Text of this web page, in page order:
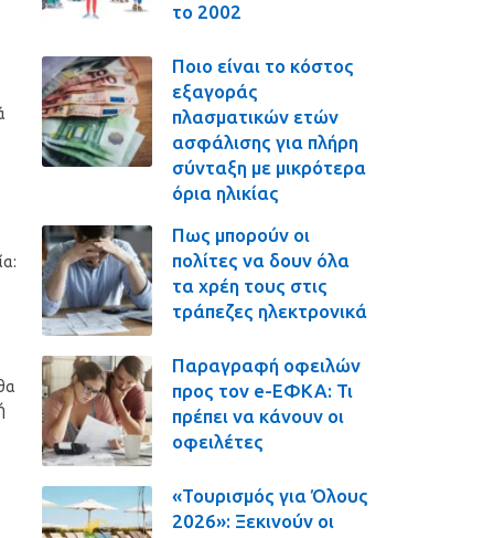
το 2002
Ποιο είναι το κόστος
εξαγοράς
πλασματικών ετών
ασφάλισης για πλήρη
σύνταξη με μικρότερα
όρια ηλικίας
Πως μπορούν οι
πολίτες να δουν όλα
τα χρέη τους στις
τράπεζες ηλεκτρονικά
Παραγραφή οφειλών
προς τον e-ΕΦΚΑ: Τι
πρέπει να κάνουν οι
οφειλέτες
«Τουρισμός για Όλους
2026»: Ξεκινούν οι